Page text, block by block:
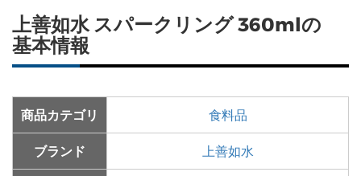
上善如水 スパークリング 360mlの
基本情報
商品カテゴリ
食料品
ブランド
上善如水